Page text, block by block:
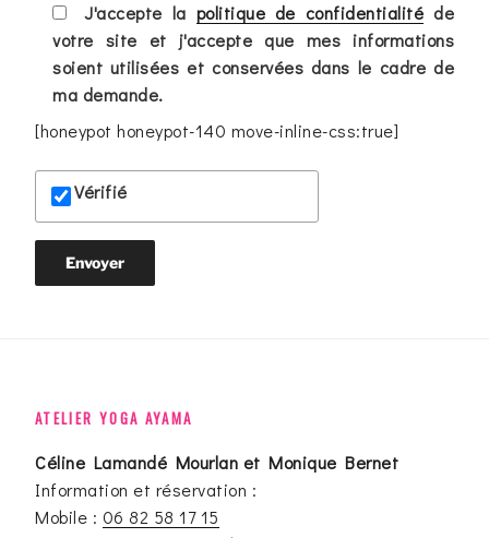
J'accepte la politique de confidentialité de
votre site et j'accepte que mes informations
soient utilisées et conservées dans le cadre de
ma demande.
[honeypot honeypot-140 move-inline-css:true]
Vérifié
ATELIER YOGA AYAMA
Céline Lamandé Mourlan et Monique Bernet
Information et réservation :
Mobile : 06 82 58 17 15